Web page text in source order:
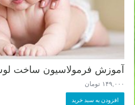
آموزش فرمولاسیون ساخت
۱۴۹,۰۰۰ تومان
افزودن به سبد خرید